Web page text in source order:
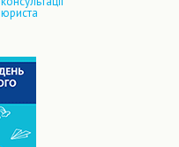
юриста